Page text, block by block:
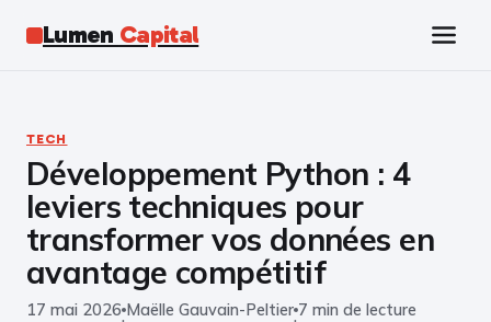
Lumen Capital
Business
Finance
Marketing
TECH
Développement Python : 4
leviers techniques pour
transformer vos données en
avantage compétitif
17 mai 2026 Maëlle Gauvain-Peltier 7 min de lecture